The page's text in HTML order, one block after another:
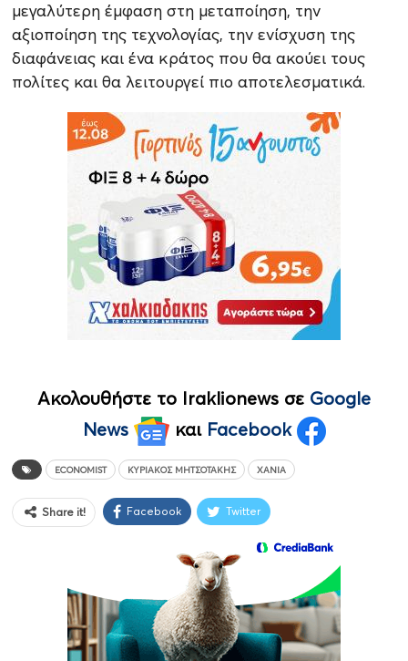
μεγαλύτερη έμφαση στη μεταποίηση, την
αξιοποίηση της τεχνολογίας, την ενίσχυση της
διαφάνειας και ένα κράτος που θα ακούει τους
πολίτες και θα λειτουργεί πιο αποτελεσματικά.
Ακολουθήστε το Iraklionews σε Google
News
και Facebook
ECONOMIST ΚΥΡΙΆΚΟΣ ΜΗΤΣΟΤΆΚΗΣ ΧΑΝΙΆ
Share it! Facebook Twitter